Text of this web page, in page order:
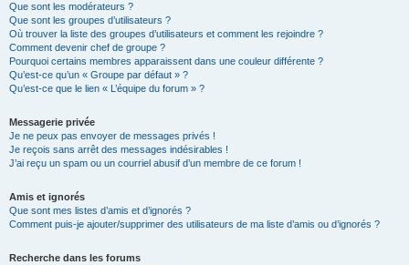
Que sont les modérateurs ?
Que sont les groupes d’utilisateurs ?
Où trouver la liste des groupes d’utilisateurs et comment les rejoindre ?
Comment devenir chef de groupe ?
Pourquoi certains membres apparaissent dans une couleur différente ?
Qu’est-ce qu’un « Groupe par défaut » ?
Qu’est-ce que le lien « L’équipe du forum » ?
Messagerie privée
Je ne peux pas envoyer de messages privés !
Je reçois sans arrêt des messages indésirables !
J’ai reçu un spam ou un courriel abusif d’un membre de ce forum !
Amis et ignorés
Que sont mes listes d’amis et d’ignorés ?
Comment puis-je ajouter/supprimer des utilisateurs de ma liste d’amis ou d’ignorés ?
Recherche dans les forums